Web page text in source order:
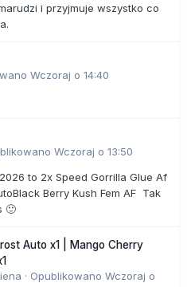
i przyjmuje wszystko co
Wczoraj o 14:40
Wczoraj o 13:50
to 2x Speed Gorrilla Glue Af
Berry Kush Fem AF Tak
🙂
Auto x1 | Mango Cherry
· Opublikowano Wczoraj o